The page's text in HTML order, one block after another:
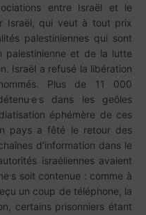
entre Israël et le
Israël, qui veut à tout prix
palestiniennes qui sont
palestinienne et de la lutte
Israël a refusé la libération
Plus de 11 000
.e.s dans les geôles
éphémère de ces
pays a fêté le retour des
d’information dans le
israéliennes avaient
.s soit contenue : comme à
un coup de téléphone, la
certains prisonniers étant